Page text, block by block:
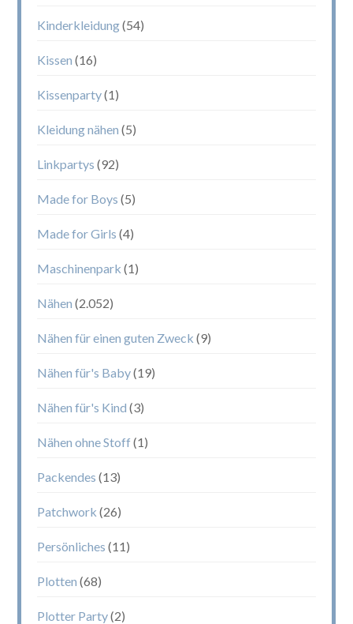
Kinderkleidung(54)
Kissen (16)
Kissenparty(1)
Kleidung nähen (5)
Linkpartys (92)
Made for Boys (5)
Made for Girls (4)
Maschinenpark (1)
Nähen (2.052)
Nähen für einen guten Zweck (9)
Nähen für's Baby(19)
Nähen für's Kind (3)
Nähen ohne Stoff (1)
Packendes (13)
Patchwork (26)
Persönliches (11)
Plotten (68)
Plotter Party(2)